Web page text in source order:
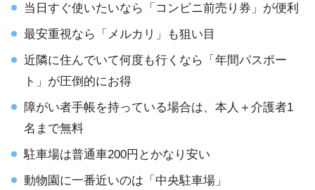
当日すぐ使いたいなら「コンビニ前売り券」が便利
最安重視なら「メルカリ」も狙い目
近隣に住んでいて何度も行くなら「年間パスポー
ト」が圧倒的にお得
障がい者手帳を持っている場合は、本人＋介護者1
名まで無料
駐車場は普通車200円とかなり安い
動物園に一番近いのは「中央駐車場」